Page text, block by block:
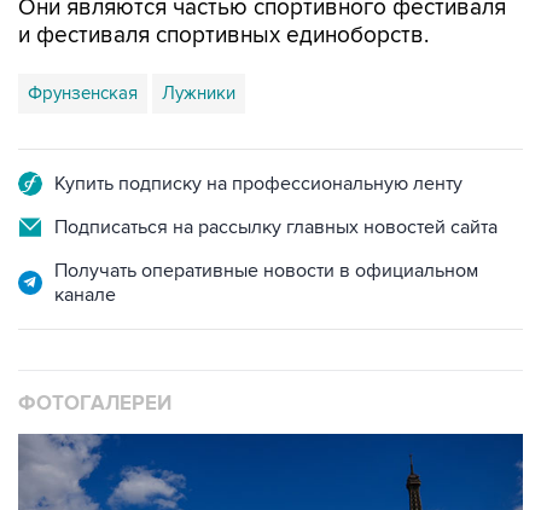
Фрунзенская Лужники
Подписаться на рассылку главных новостей сайта
Получать оперативные новости в официальном